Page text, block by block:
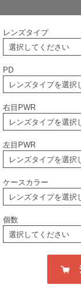
レンズタイプ
PD
右目PWR
左目PWR
ケースカラー
個数